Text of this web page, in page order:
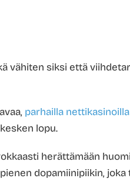
vähiten siksi että
parhailla nettikasinoilla
lopu.
herättämään
dopamiinipiikin,